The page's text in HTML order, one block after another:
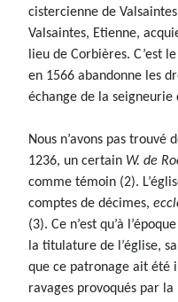
cistercienne de
Valsaintes, Etienne,
lieu de Corbières. C’est
en 1566 abandonne les
échange de la
Nous n’avons pas
1236, un certain W. de
comme témoin (2).
comptes de décimes,
(3). Ce n’est qu’à
la titulature de l’église,
que ce patronage ait été
ravages provoqués par